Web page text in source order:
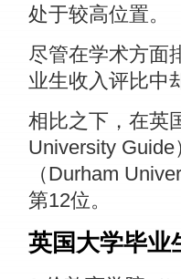
处于较高位置。
尽管在学术方面
业生收入评比中
相比之下，在英
University
（Durham
第12位。
英国大学毕业